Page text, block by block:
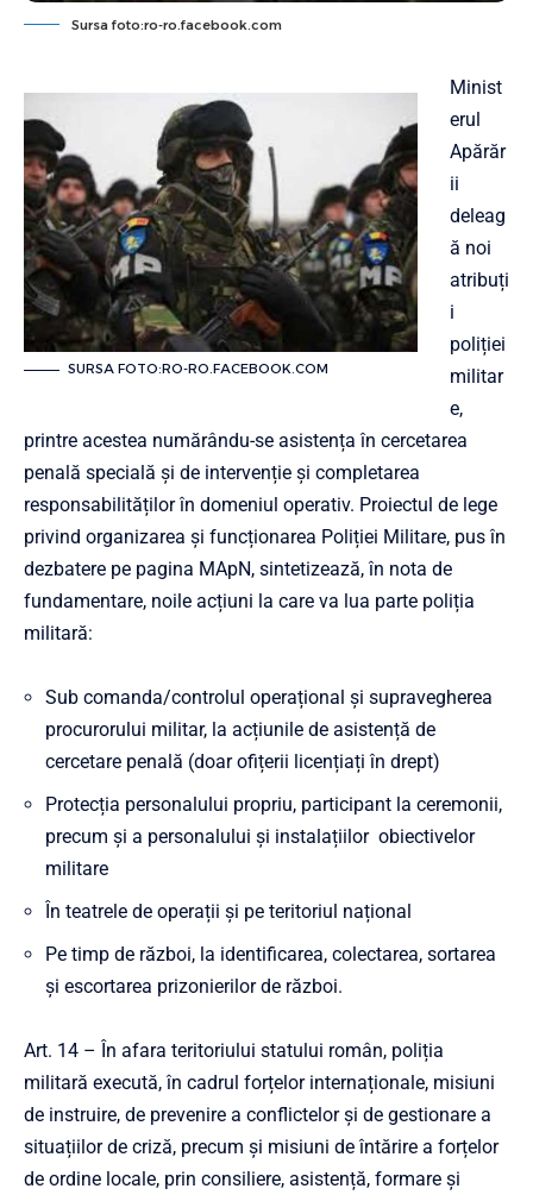
Sursa foto:ro-ro.facebook.com
SURSA FOTO:RO-RO.FACEBOOK.COM
Minist
erul
Apărăr
ii
deleag
ă noi
atribuți
i
poliției
militar
e,
printre acestea numărându-se asistența în cercetarea
penală specială și de intervenție și completarea
responsabilităților în domeniul operativ. Proiectul de lege
privind organizarea și funcționarea Poliției Militare, pus în
dezbatere pe pagina MApN, sintetizează, în nota de
fundamentare, noile acțiuni la care va lua parte poliția
militară:
Sub comanda/controlul operațional și supravegherea
procurorului militar, la acțiunile de asistență de
cercetare penală (doar ofițerii licențiați în drept)
Protecția personalului propriu, participant la ceremonii,
precum și a personalului și instalațiilor obiectivelor
militare
În teatrele de operații și pe teritoriul național
Pe timp de război, la identificarea, colectarea, sortarea
și escortarea prizonierilor de război.
Art. 14 – În afara teritoriului statului român, poliția
militară execută, în cadrul forțelor internaționale, misiuni
de instruire, de prevenire a conflictelor și de gestionare a
situațiilor de criză, precum și misiuni de întărire a forțelor
de ordine locale, prin consiliere, asistență, formare și